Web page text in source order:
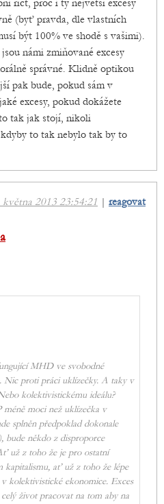
říct, proč i ty největší excesy
(byť pravda, dle vlastních
být 100% ve shodě s vašimi).
námi zmiňované excesy
správné. Klidně optikou
pak bude, pokud sám v
excesy, pokud dokážete
tak jak stojí, nikoli
to tak nebylo tak by to
května 2013 23:54:21 | reagovat
MHD ve svobodné
Nic proti práci uklízečky. A taky v
kolektivistickému ideálu?
moci než uklízečka v
splněn předpoklad dokonale
bude někdo z disproporce
už z toho že je pro ostatní
kapitalismu, ať už z toho že lépe
kolektivistické ekonomice. Exces
život pracovat na tom aby na